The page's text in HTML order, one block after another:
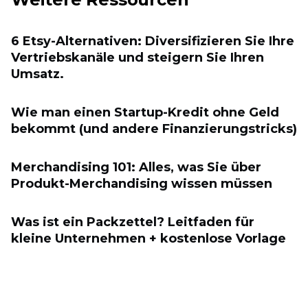
6 Etsy-Alternativen: Diversifizieren Sie Ihre
Vertriebskanäle und steigern Sie Ihren
Umsatz.
Wie man einen Startup-Kredit ohne Geld
bekommt (und andere Finanzierungstricks)
Merchandising 101: Alles, was Sie über
Produkt-Merchandising wissen müssen
Was ist ein Packzettel? Leitfaden für
kleine Unternehmen + kostenlose Vorlage